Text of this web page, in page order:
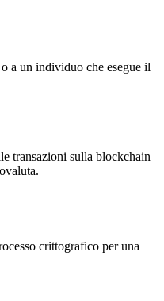
a un individuo che esegue il
transazioni sulla blockchain
crittografico per una